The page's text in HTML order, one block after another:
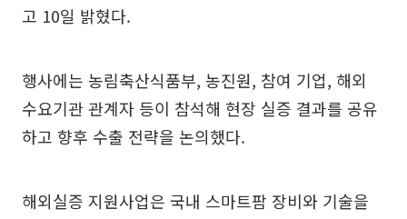
고 10일 밝혔다.
행사에는 농림축산식품부, 농진원, 참여 기업, 해외
수요기관 관계자 등이 참석해 현장 실증 결과를 공유
하고 향후 수출 전략을 논의했다.
해외실증 지원사업은 국내 스마트팜 장비와 기술을